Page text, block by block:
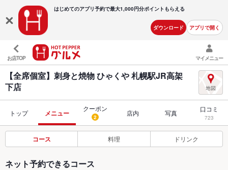
はじめてのアプリ予約で最大1,000円分ポイントもらえる
ダウンロード アプリで開く
お店TOP マイメニュー
【全席個室】刺身と焼物 ひゃくや 札幌駅JR高架
下店
トップ メニュー
クーポン
2 店内 写真 口コミ
723
コース 料理 ドリンク
ネット予約できるコース